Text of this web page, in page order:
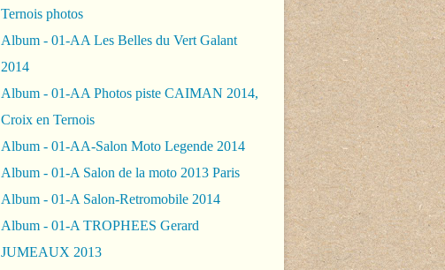
Ternois photos
Album - 01-AA Les Belles du Vert Galant
2014
Album - 01-AA Photos piste CAIMAN 2014,
Croix en Ternois
Album - 01-AA-Salon Moto Legende 2014
Album - 01-A Salon de la moto 2013 Paris
Album - 01-A Salon-Retromobile 2014
Album - 01-A TROPHEES Gerard
JUMEAUX 2013